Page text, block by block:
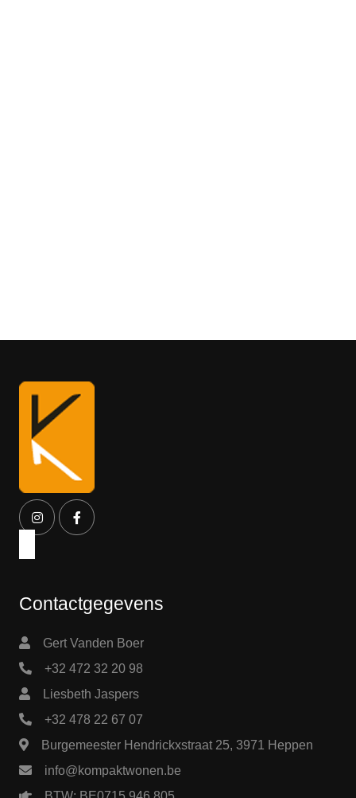
Contactgegevens
Gert Vanden Boer
+32 472 32 20 98
Liesbeth Jaspers
+32 478 22 67 07
Burgemeester Hendrickxstraat 25, 3971 Heppen
info@kompaktwonen.be